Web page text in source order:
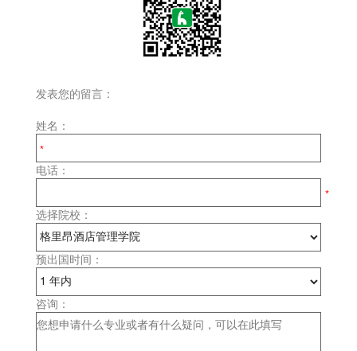
发表您的留言：
姓名：
电话：
选择院校：
预出国时间：
咨询：